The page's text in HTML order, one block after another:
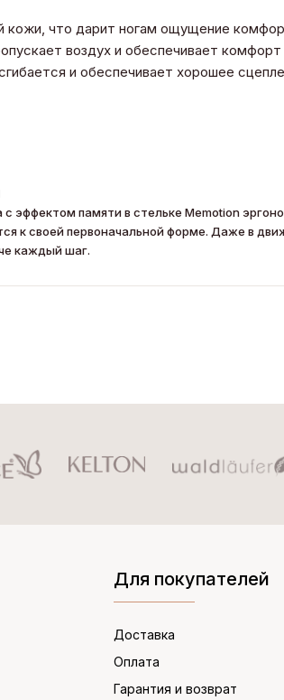
кожи, что дарит ногам ощущение
воздух и обеспечивает
и обеспечивает хорошее
с эффектом памяти в стельке Memotion
к своей первоначальной форме. Даже в
каждый шаг.
Для покупателей
Доставка
Оплата
Гарантия и возврат